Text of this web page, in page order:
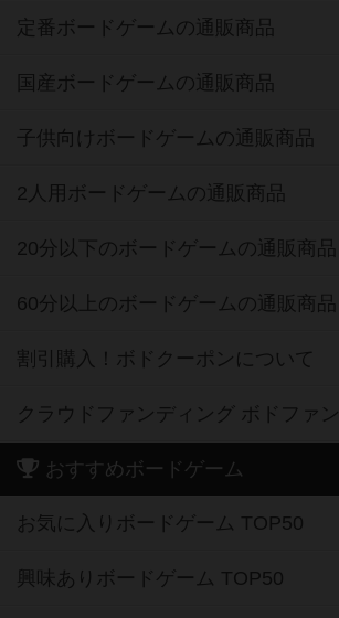
定番ボードゲームの通販商品
国産ボードゲームの通販商品
子供向けボードゲームの通販商品
2人用ボードゲームの通販商品
20分以下のボードゲームの通販商品
60分以上のボードゲームの通販商品
割引購入！ボドクーポンについて
クラウドファンディング ボドファン
おすすめボードゲーム
お気に入りボードゲーム TOP50
興味ありボードゲーム TOP50